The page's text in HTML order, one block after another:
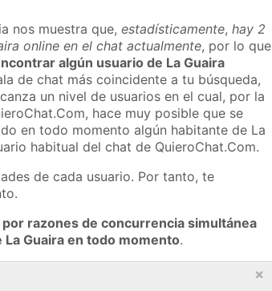
nos muestra que,estadísticamente,hay 2
online en el chat actualmente, por lo que
algún usuario de La Guaira
de chat más coincidente a tu búsqueda,
un nivel de usuarios en el cual, por la
hace muy posible que se
en todo momento algún habitante de La
habitual del chat de QuieroChat.Com.
de cada usuario. Por tanto, te
por razones de concurrencia simultánea
Guaira en todo momento.
×